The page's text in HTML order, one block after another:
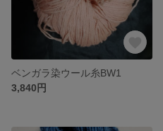
ベンガラ染ウール糸BW1
3,840円